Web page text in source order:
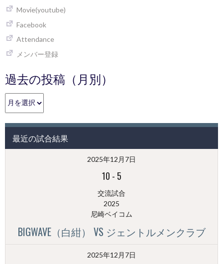
Movie(youtube)
Facebook
Attendance
メンバー登録
過去の投稿（月別）
過
去
投
（月
最近の試合結果
2025年12月7日
10 - 5
交流試合
2025
尼崎ベイコム
BIGWAVE（白紺） VS ジェントルメンクラブ
2025年12月7日